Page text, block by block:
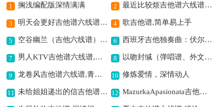
1 搁浅编配版深情满满 2 最近比较烦吉他谱六线谱,唱出生活烦恼
3 明天会更好吉他谱六线谱,传递希望正能量 4 歌吉他谱,简单易上手
5 空谷幽兰（吉他六线谱）,尽显空灵之美 6 西班牙吉他独奏曲：伏尔加船夫曲吉他谱六线谱,展现船夫艰辛历程
7 男人KTV吉他谱六线谱,唱出男人心声 8 以吻封缄（弹唱谱、外文版、深蓝雨吉他编配）吉他谱六线谱,浪漫深情的经典之曲
9 龙卷风吉他谱六线谱,青春伤痛的旋律 10 修炼爱情，深情动人
11 未给姐姐递出的信吉他谱六线谱,寄情未达的遗憾 12 MazurkaApasionata吉他谱,热情激昂之韵